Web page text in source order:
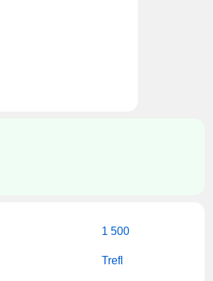
1 500
Trefl